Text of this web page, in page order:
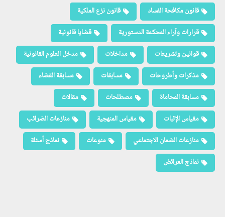
قانون مكافحة الفساد
قانون نزع الملكية
قرارات وآراء المحكمة الدستورية
قضايا قانونية
قوانين وتشريعات
مداخلات
مدخل العلوم القانونية
مذكرات وأطروحات
مسابقات
مسابقة القضاء
مسابقة المحاماة
مصطلحات
مقالات
مقياس الإثبات
مقياس المنهجية
منازعات الضرائب
منازعات الضمان الاجتماعي
منوعات
نماذج أسئلة
نماذج العرائض